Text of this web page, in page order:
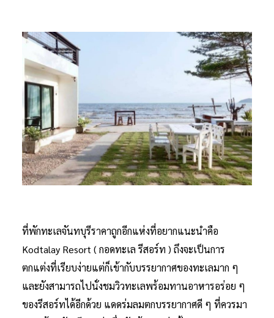
ที่พักทะเลจันทบุรีราคาถูกอีกแห่งที่อยากแนะนำคือ
Kodtalay Resort ( กอดทะเล รีสอร์ท ) ถึงจะเป็นการ
ตกแต่งที่เรียบง่ายแต่ก็เข้ากับบรรยากาศของทะเลมาก ๆ
และยังสามารถไปนั่งชมวิวทะเลพร้อมทานอาหารอร่อย ๆ
ของรีสอร์ทได้อีกด้วย แดดร่มลมตกบรรยากาศดี ๆ ที่ควรมา